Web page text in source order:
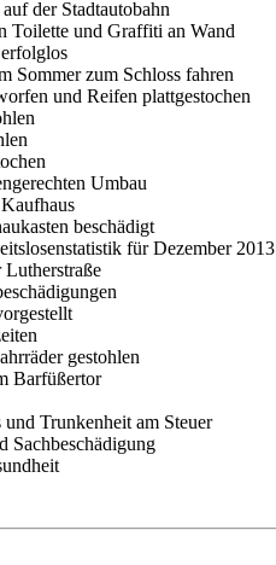
der Stadtautobahn
Toilette und Graffiti an Wand
Sommer zum Schloss fahren
und Reifen plattgestochen
Umbau
beschädigt
für Dezember 2013
gestohlen
Barfüßertor
Trunkenheit am Steuer
Sachbeschädigung